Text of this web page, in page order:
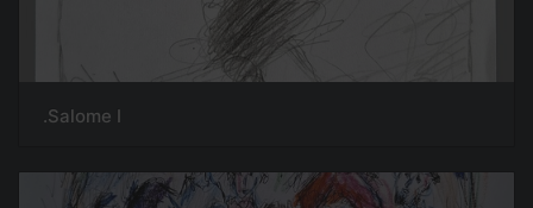
Salome I.